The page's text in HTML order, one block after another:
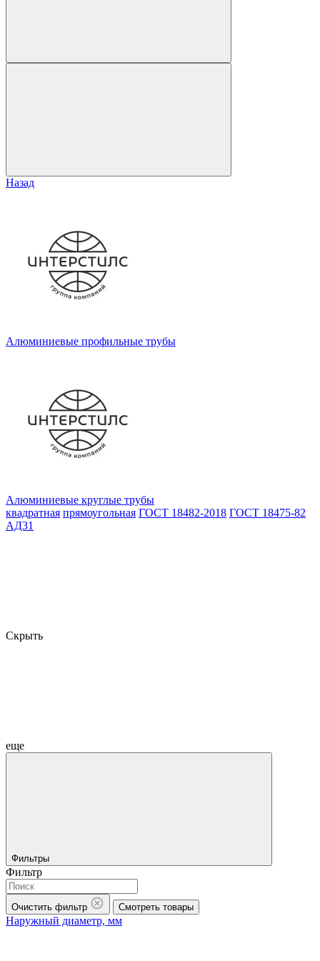
Назад
Алюминиевые профильные трубы
Алюминиевые круглые трубы
квадратная прямоугольная ГОСТ 18482-2018 ГОСТ 18475-82
АД31
Скрыть
еще
Фильтры
Фильтр
Очистить фильтр Смотреть товары
Наружный диаметр, мм